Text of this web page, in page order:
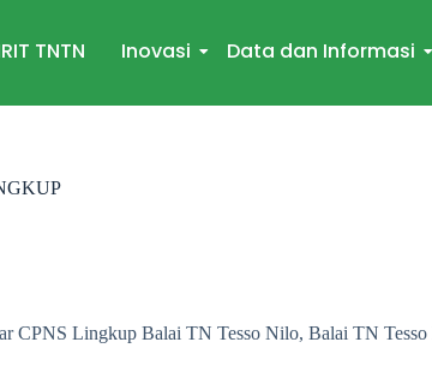
TNTN Inovasi Data dan Informasi
CPNS Lingkup Balai TN Tesso Nilo, Balai TN